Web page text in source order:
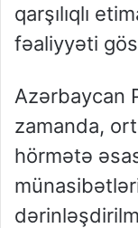
qarşılıqlı
fəaliyyəti
Azərbaycan
zamanda,
hörmətə